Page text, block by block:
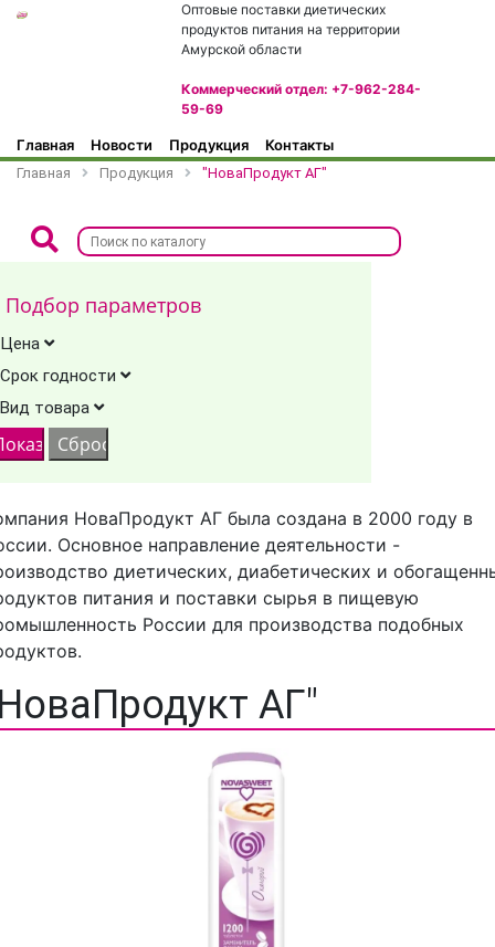
Оптовые поставки диетических
продуктов питания на территории
Амурской области
Коммерческий отдел: +7-962-284-
59-69
Главная Новости Продукция Контакты
Главная Продукция "НоваПродукт АГ"
Подбор параметров
Цена
Срок годности
Вид товара
НоваПродукт АГ была создана в 2000 году в
Основное направление деятельности -
диетических, диабетических и
питания и поставки сырья в пищевую
России для производства подобных
АГ"